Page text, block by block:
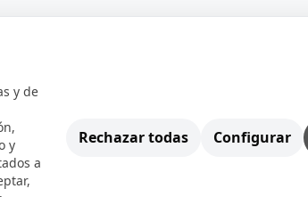
y de
y
a
Rechazar todas Configurar